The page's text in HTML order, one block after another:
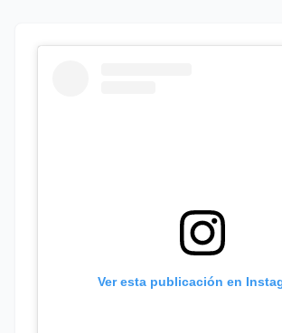
Ver esta publicación en